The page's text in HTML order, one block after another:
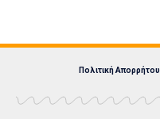
Πολιτική Απορρήτου